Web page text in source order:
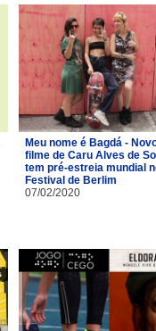
Meu nome é Bagdá -
filme de Caru Alves de
tem pré-estreia mundial
Festival de Berlim
07/02/2020